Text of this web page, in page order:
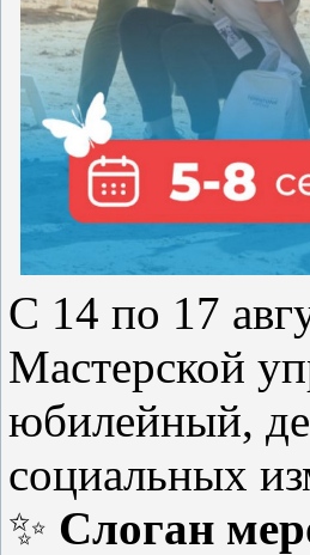
С 14 по 17
Мастерской
юбилейный,
социальных
✨ Слоган